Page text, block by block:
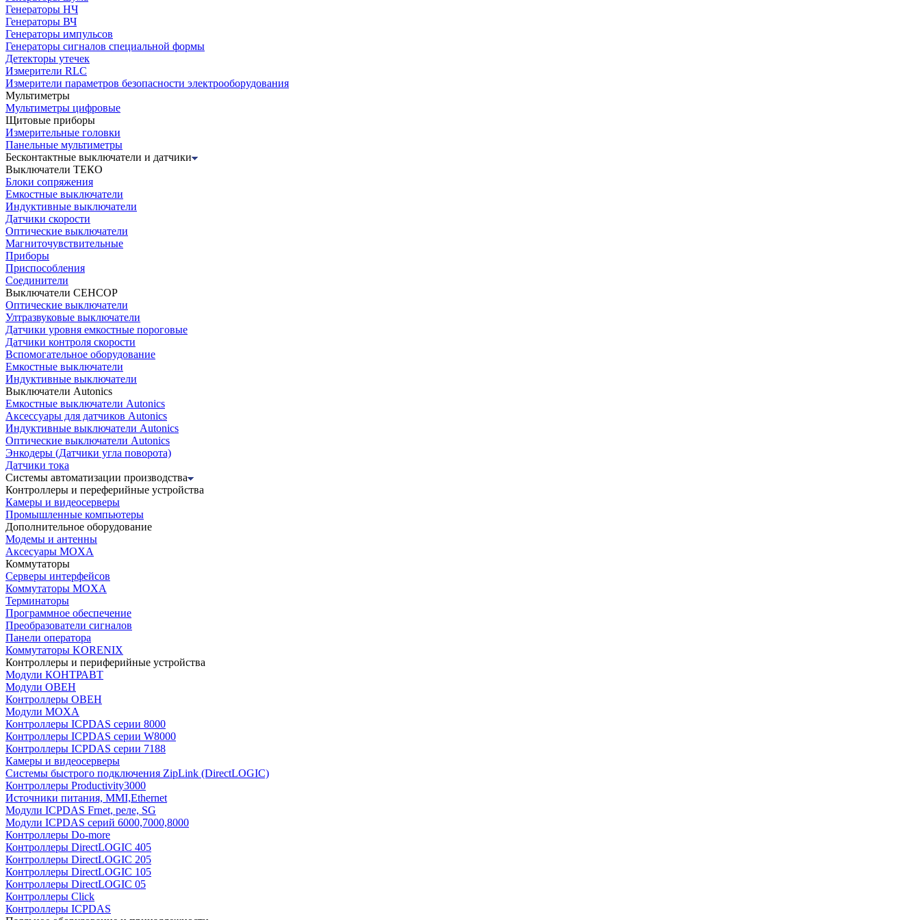
Генераторы НЧ
Генераторы ВЧ
Генераторы импульсов
Генераторы сигналов специальной формы
Детекторы утечек
Измерители RLC
Измерители параметров безопасности электрооборудования
Мультиметры
Мультиметры цифровые
Щитовые приборы
Измерительные головки
Панельные мультиметры
Бесконтактные выключатели и датчики
Выключатели ТЕКО
Блоки сопряжения
Емкостные выключатели
Индуктивные выключатели
Датчики скорости
Оптические выключатели
Магниточувствительные
Приборы
Приспособления
Соединители
Выключатели СЕНСОР
Оптические выключатели
Ултразвуковые выключатели
Датчики уровня емкостные пороговые
Датчики контроля скорости
Вспомогательное оборудование
Емкостные выключатели
Индуктивные выключатели
Выключатели Autonics
Емкостные выключатели Autonics
Аксессуары для датчиков Autonics
Индуктивные выключатели Autonics
Оптические выключатели Autonics
Энкодеры (Датчики угла поворота)
Датчики тока
Системы автоматизации производства
Контроллеры и переферийные устройства
Камеры и видеосерверы
Промышленные компьютеры
Дополнительное оборудование
Модемы и антенны
Аксесуары MOXA
Коммутаторы
Серверы интерфейсов
Коммутаторы MOXA
Терминаторы
Программное обеспечение
Преобразователи сигналов
Панели оператора
Коммутаторы KORENIX
Контроллеры и периферийные устройства
Модули КОНТРАВТ
Модули ОВЕН
Контроллеры ОВЕН
Модули MOXA
Контроллеры ICPDAS серии 8000
Контроллеры ICPDAS серии W8000
Контроллеры ICPDAS серии 7188
Камеры и видеосерверы
Системы быстрого подключения ZipLink (DirectLOGIC)
Контроллеры Productivity3000
Источники питания, MMI,Ethernet
Модули ICPDAS Frnet, реле, SG
Модули ICPDAS серий 6000,7000,8000
Контроллеры Do-more
Контроллеры DirectLOGIC 405
Контроллеры DirectLOGIC 205
Контроллеры DirectLOGIC 105
Контроллеры DirectLOGIC 05
Контроллеры Click
Контроллеры ICPDAS